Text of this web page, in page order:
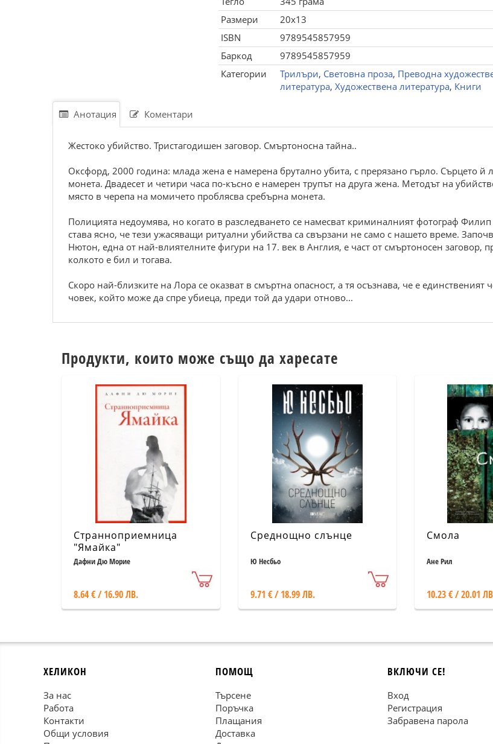
Размери
20x13
ISBN
9789545857959
Баркод
9789545857959
Категории
Трилъри, Световна проза, Преводна
литература, Художествена литература, Книги
Анотация Коментари
Жестоко убийство. Тристагодишен заговор. Смъртоносна тайна..
Оксфорд, 2000 година: млада жена е намерена брутално убита, с прерязано гърло. Сърцето й
монета. Двадесет и четири часа по-късно е намерен трупът на друга жена. Методът на
място в черепа на момичето проблясва сребърна монета.
Полицията недоумява, но когато в разследването се намесват криминалният фотограф
става ясно, че тези ужасяващи ритуални убийства са свързани не само с нашето време.
Нютон, една от най-влиятелните фигури на 17. век в Англия, е част от смъртоносен заговор,
колкото е бил и тогава.
Скоро най-близките на Лора се оказват в смъртна опасност, а тя осъзнава, че е
човек, който може да спре убиеца, преди той да удари отново...
Продукти, които може също да харесате
Странноприемница
"Ямайка"
Дафни Дю Морие
8.64 € / 16.90 ЛВ.
Среднощно слънце
Ю Несбьо
9.71 € / 18.99 ЛВ.
Смола
Ане Рил
10.23 € / 20.01
ХЕЛИКОН
За нас
Работа
Контакти
Общи условия
ПОМОЩ
Търсене
Поръчка
Плащания
Доставка
ВКЛЮЧИ СЕ!
Вход
Регистрация
Забравена парола